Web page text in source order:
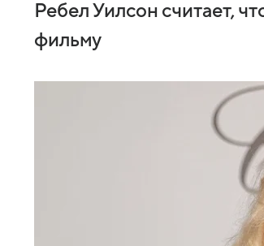
Ребел Уилсон считает,
фильму